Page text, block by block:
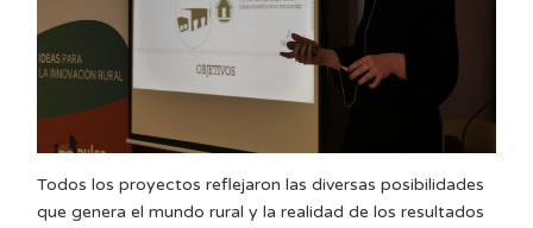
Todos los proyectos reflejaron las diversas posibilidades
que genera el mundo rural y la realidad de los resultados